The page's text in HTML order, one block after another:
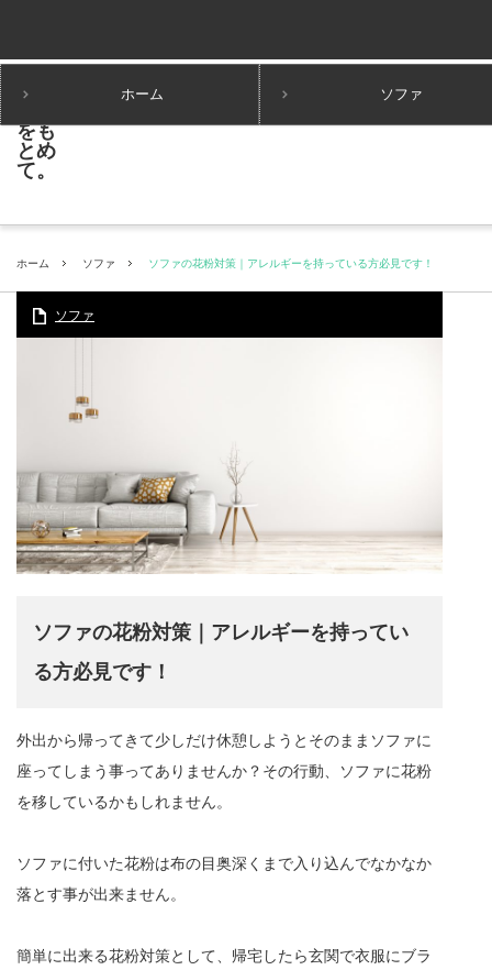
ホーム ソファ
ホーム ソファ ソファの花粉対策｜アレルギーを持っている方必見です！
ソファ
ソファの花粉対策｜アレルギーを持ってい
る方必見です！
外出から帰ってきて少しだけ休憩しようとそのままソファに
座ってしまう事ってありませんか？その行動、ソファに花粉
を移しているかもしれません。
ソファに付いた花粉は布の目奥深くまで入り込んでなかなか
落とす事が出来ません。
簡単に出来る花粉対策として、帰宅したら玄関で衣服にブラ